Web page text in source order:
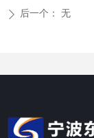
ꄲ 后一个： 无